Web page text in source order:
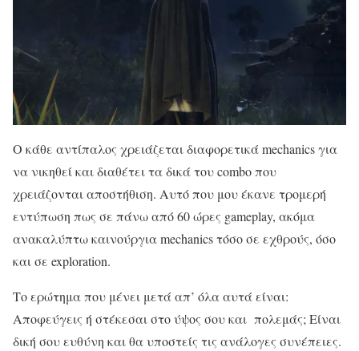
Ο κάθε αντίπαλος χρειάζεται διαφορετικά mechanics για
να νικηθεί και διαθέτει τα δικά του combo που
χρειάζονται αποστήθιση. Αυτό που μου έκανε τρομερή
εντύπωση πως σε πάνω από 60 ώρες gameplay, ακόμα
ανακαλύπτω καινούργια mechanics τόσο σε εχθρούς, όσο
και σε exploration.
Το ερώτημα που μένει μετά απ’ όλα αυτά είναι:
Αποφεύγεις ή στέκεσαι στο ύψος σου και πολεμάς; Είναι
δική σου ευθύνη και θα υποστείς τις ανάλογες συνέπειες.